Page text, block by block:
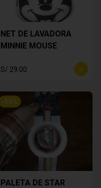
NET DE LAVADORA
MINNIE MOUSE
S/ 29.00
-56%
PALETA DE STAR